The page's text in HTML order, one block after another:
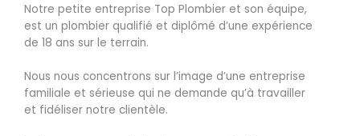
Notre petite entreprise Top Plombier et son équipe,
est un plombier qualifié et diplômé d’une expérience
de 18 ans sur le terrain.
Nous nous concentrons sur l’image d’une entreprise
familiale et sérieuse qui ne demande qu’à travailler
et fidéliser notre clientèle.